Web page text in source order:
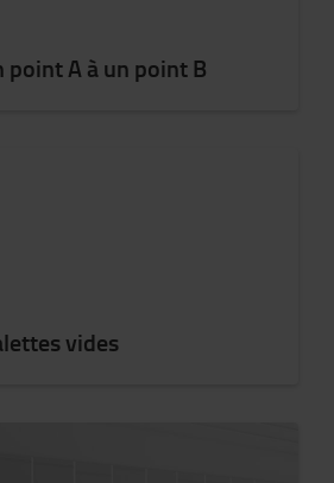
point A à un point B
vides